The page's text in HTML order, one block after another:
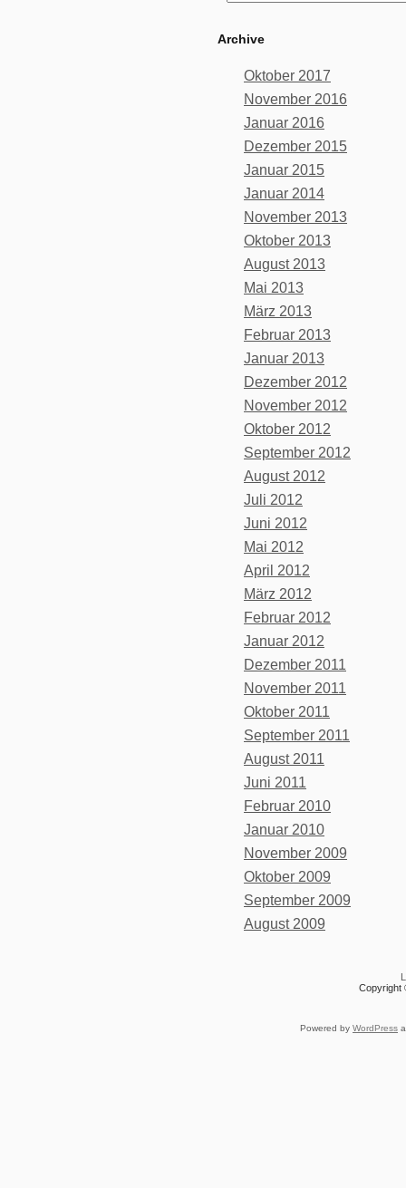
Archive
Oktober 2017
November 2016
Januar 2016
Dezember 2015
Januar 2015
Januar 2014
November 2013
Oktober 2013
August 2013
Mai 2013
März 2013
Februar 2013
Januar 2013
Dezember 2012
November 2012
Oktober 2012
September 2012
August 2012
Juli 2012
Juni 2012
Mai 2012
April 2012
März 2012
Februar 2012
Januar 2012
Dezember 2011
November 2011
Oktober 2011
September 2011
August 2011
Juni 2011
Februar 2010
Januar 2010
November 2009
Oktober 2009
September 2009
August 2009
Copyright
Powered by WordPress